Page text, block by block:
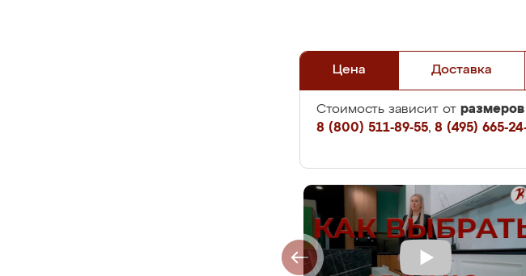
Цена Доставка
Стоимость зависит от
8 (800) 511-89-55, 8 (495) 665-